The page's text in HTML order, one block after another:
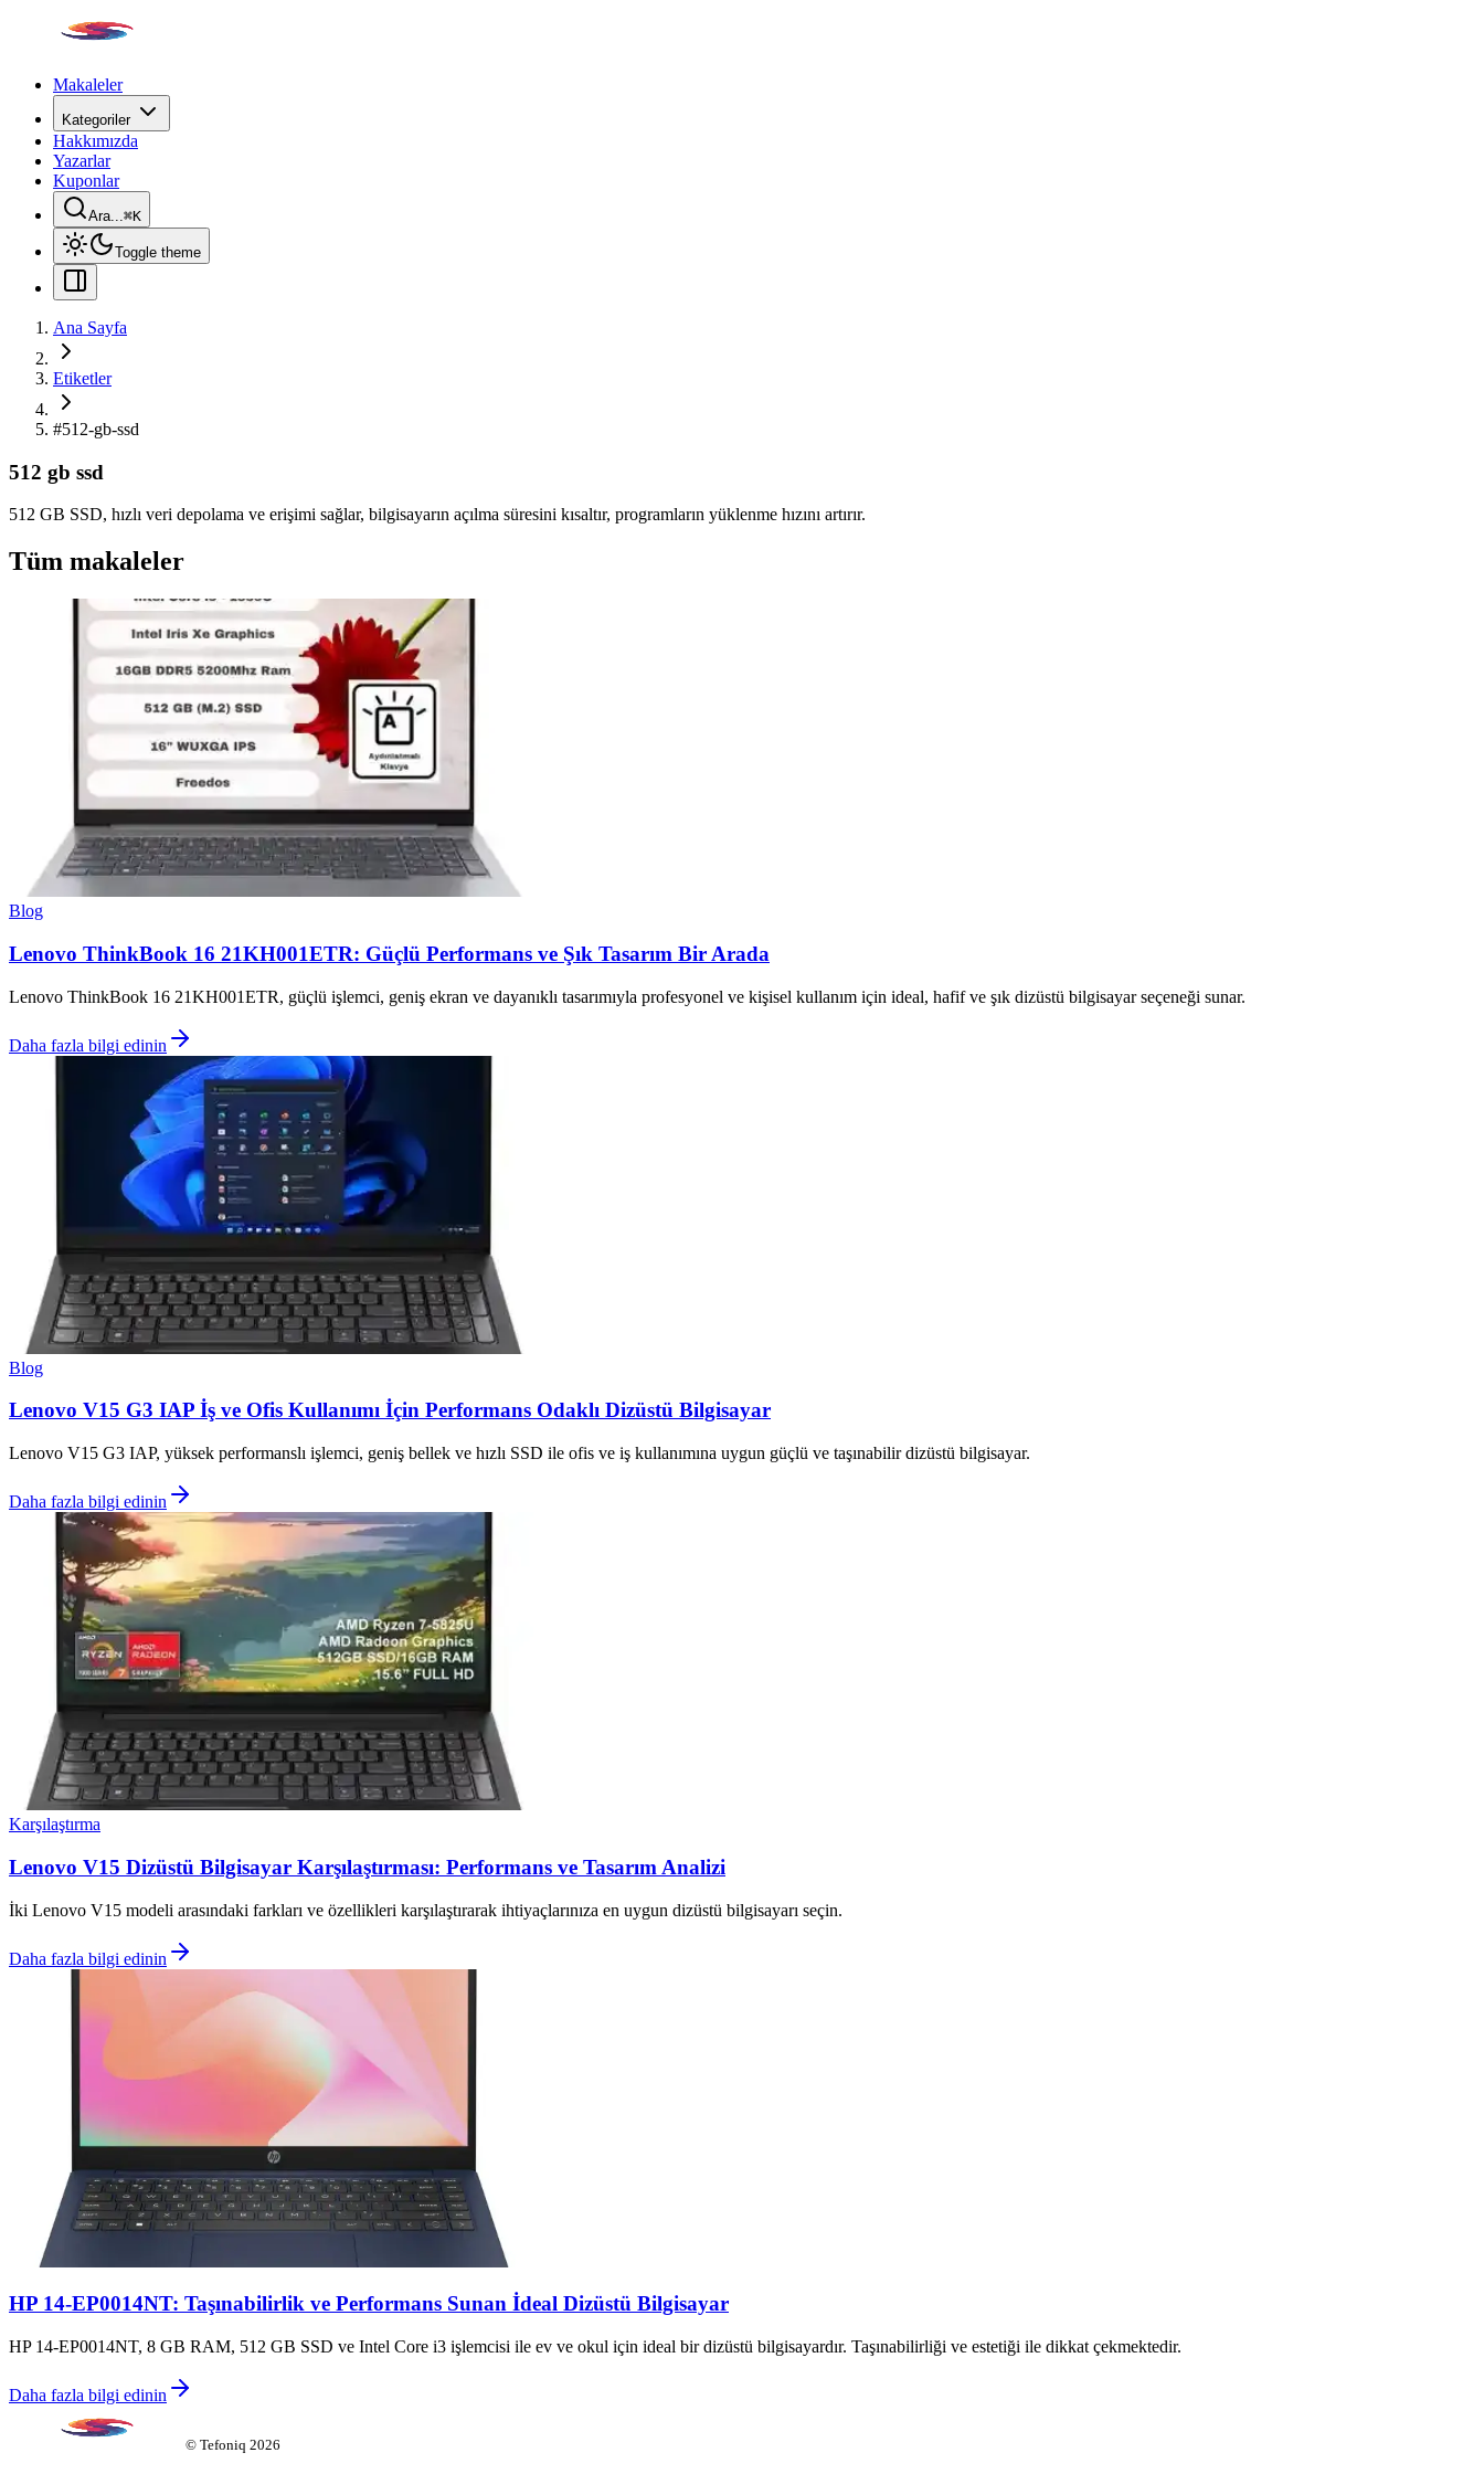
Makaleler
Kategoriler
Hakkımızda
Yazarlar
Kuponlar
Ara...⌘K
Toggle theme
Ana Sayfa
Etiketler
#512-gb-ssd
512 gb ssd
512 GB SSD, hızlı veri depolama ve erişimi sağlar, bilgisayarın açılma süresini kısaltır, programların yüklenme hızını artırır.
Tüm makaleler
Blog
Lenovo ThinkBook 16 21KH001ETR: Güçlü Performans ve Şık Tasarım Bir Arada
Lenovo ThinkBook 16 21KH001ETR, güçlü işlemci, geniş ekran ve dayanıklı tasarımıyla profesyonel ve kişisel kullanım için ideal, hafif ve şık dizüstü bilgisayar seçeneği sunar.
Daha fazla bilgi edinin
Blog
Lenovo V15 G3 IAP İş ve Ofis Kullanımı İçin Performans Odaklı Dizüstü Bilgisayar
Lenovo V15 G3 IAP, yüksek performanslı işlemci, geniş bellek ve hızlı SSD ile ofis ve iş kullanımına uygun güçlü ve taşınabilir dizüstü bilgisayar.
Daha fazla bilgi edinin
Karşılaştırma
Lenovo V15 Dizüstü Bilgisayar Karşılaştırması: Performans ve Tasarım Analizi
İki Lenovo V15 modeli arasındaki farkları ve özellikleri karşılaştırarak ihtiyaçlarınıza en uygun dizüstü bilgisayarı seçin.
Daha fazla bilgi edinin
HP 14-EP0014NT: Taşınabilirlik ve Performans Sunan İdeal Dizüstü Bilgisayar
HP 14-EP0014NT, 8 GB RAM, 512 GB SSD ve Intel Core i3 işlemcisi ile ev ve okul için ideal bir dizüstü bilgisayardır. Taşınabilirliği ve estetiği ile dikkat çekmektedir.
Daha fazla bilgi edinin
© Tefoniq 2026